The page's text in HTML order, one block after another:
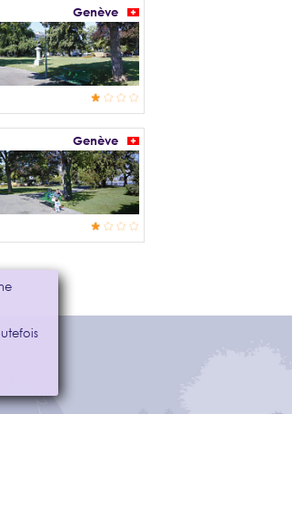
Genève
Genève